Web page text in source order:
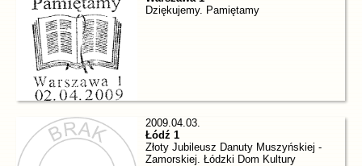
Dziękujemy. Pamiętamy
2009.04.03.
Łódź 1
Złoty Jubileusz Danuty Muszyńskiej -
Zamorskiej. Łódzki Dom Kultury